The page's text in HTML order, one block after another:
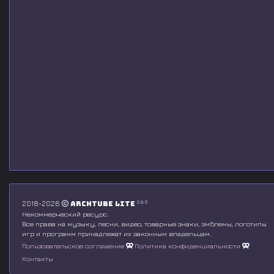
2018-2026 Archtube Lite 2.8.5
Некоммерческий ресурс.
Все права на музыку, песни, видео, товарные знаки, эмблемы, логотипы
игр и программ принадлежат их законным владельцам.
Пользовательское соглашение
Политика конфиденциальности
Контакты